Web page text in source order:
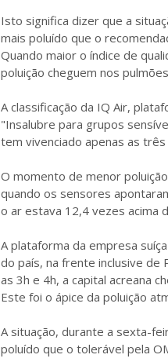
Isto significa dizer que a
mais poluído que o
Quando maior o índice de
poluição cheguem nos
A classificação da IQ Air,
"Insalubre para grupos
tem vivenciado apenas as
O momento de menor
quando os sensores
o ar estava 12,4 vezes acima
A plataforma da empresa
do país, na frente inclusive de
as 3h e 4h, a capital acreana
Este foi o ápice da poluição
A situação, durante a sexta-
poluído que o tolerável pela